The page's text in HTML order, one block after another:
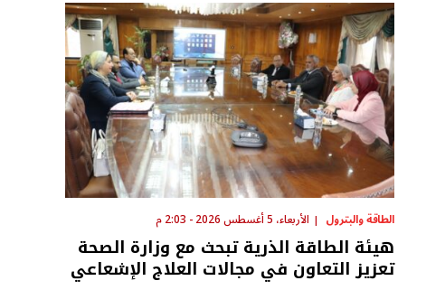
الطاقة والبترول الأربعاء، 5 أغسطس 2026 - 2:03 م
هيئة الطاقة الذرية تبحث مع وزارة الصحة
تعزيز التعاون في مجالات العلاج الإشعاعي